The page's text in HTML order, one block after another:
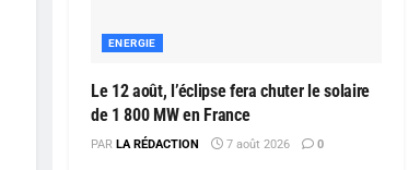
ENERGIE
Le 12 août, l’éclipse fera chuter le solaire
de 1 800 MW en France
PAR LA RÉDACTION 7 août 2026 0